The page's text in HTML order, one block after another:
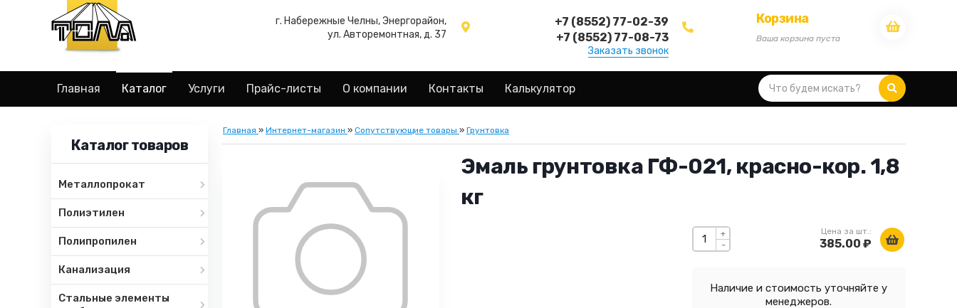
г. Набережные Челны, Энергорайон,
ул. Авторемонтная, д. 37
+7 (8552) 77-02-39
+7 (8552) 77-08-73
Заказать звонок
Корзина
Ваша корзина пуста
Главная Каталог Услуги Прайс-листы О компании Контакты Калькулятор
Каталог товаров
Металлопрокат
Полиэтилен
Полипропилен
Канализация
Стальные элементы
Главная » Интернет-магазин » Сопутствующие товары » Грунтовка
Эмаль грунтовка ГФ-021, красно-кор. 1,8
кг
-
+ Цена за шт.:
385.00 ₽
Наличие и стоимость уточняйте у
менеджеров.